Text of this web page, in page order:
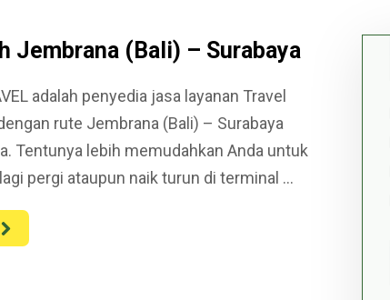
Jembrana (Bali) – Surabaya
adalah penyedia jasa layanan Travel
rute Jembrana (Bali) – Surabaya
Tentunya lebih memudahkan Anda untuk
pergi ataupun naik turun di terminal ...